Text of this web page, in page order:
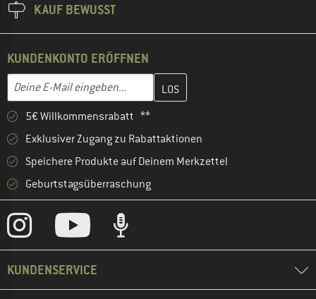
KAUF BEWUSST
KUNDENKONTO ERÖFFNEN
E-Mail-Adresse
Gib hier deine E-Mail-Adresse ein und erstelle im nächsten
5€ Willkommensrabatt **
Exklusiver Zugang zu Rabattaktionen
Speichere Produkte auf Deinem Merkzettel
Geburtstagsüberraschung
KUNDENSERVICE